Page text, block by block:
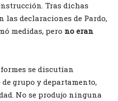
Tras dichas
las declaraciones de Pardo,
medidas, pero no eran
se discutían
grupo y departamento,
No se produjo ninguna